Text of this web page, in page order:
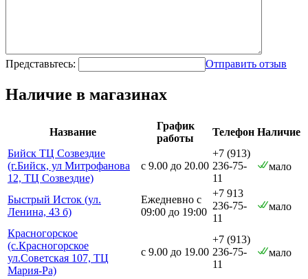
Представьтесь: Отправить отзыв
Наличие в магазинах
Название
График
работы
Телефон Наличие
Бийск ТЦ Созвездие
(г.Бийск, ул Митрофанова
12, ТЦ Созвездие)
с 9.00 до 20.00
+7 (913)
236-75-
11
мало
Быстрый Исток (ул.
Ленина, 43 б)
Ежедневно с
09:00 до 19:00
+7 913
236-75-
11
мало
Красногорское
(с.Красногорское
ул.Советская 107, ТЦ
Мария-Ра)
с 9.00 до 19.00
+7 (913)
236-75-
11
мало